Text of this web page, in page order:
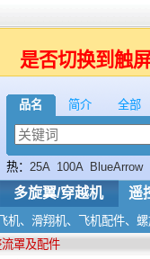
是否切换到触
品名 简介 全部
热： 25A 100A BlueArrow
1100KV
多旋翼/穿越机 遥
机、滑翔机、飞机配件、
罩及配件